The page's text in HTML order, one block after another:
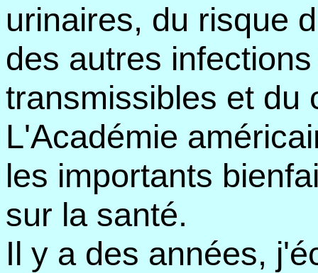
urinaires, du risque
des autres
transmissibles et du
L'Académie
les importants
sur la santé.
Il y a des années,